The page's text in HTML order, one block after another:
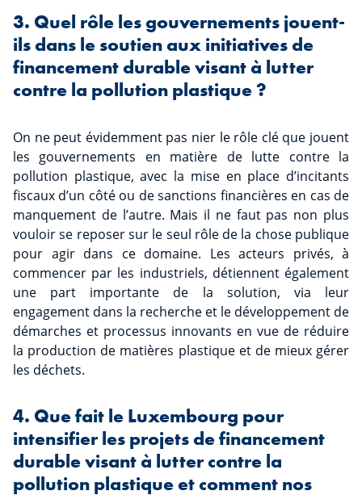
3. Quel rôle les gouvernements jouent-
ils dans le soutien aux initiatives de
financement durable visant à lutter
contre la pollution plastique ?
On ne peut évidemment pas nier le rôle clé que jouent
les gouvernements en matière de lutte contre la
pollution plastique, avec la mise en place d’incitants
fiscaux d’un côté ou de sanctions financières en cas de
manquement de l’autre. Mais il ne faut pas non plus
vouloir se reposer sur le seul rôle de la chose publique
pour agir dans ce domaine. Les acteurs privés, à
commencer par les industriels, détiennent également
une part importante de la solution, via leur
engagement dans la recherche et le développement de
démarches et processus innovants en vue de réduire
la production de matières plastique et de mieux gérer
les déchets.
4. Que fait le Luxembourg pour
intensifier les projets de financement
durable visant à lutter contre la
pollution plastique et comment nos